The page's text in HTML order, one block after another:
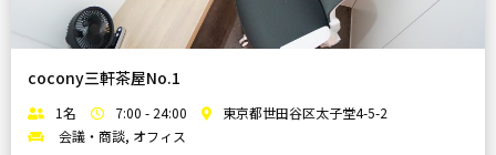
cocony三軒茶屋No.1
1名 7:00 - 24:00
東京都世田谷区太子堂4-5-2
会議・商談, オフィス